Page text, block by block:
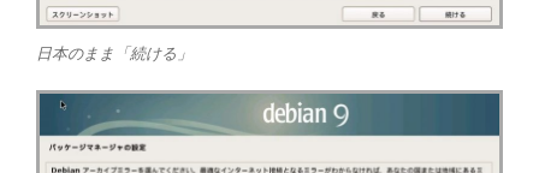
日本のまま「続ける」